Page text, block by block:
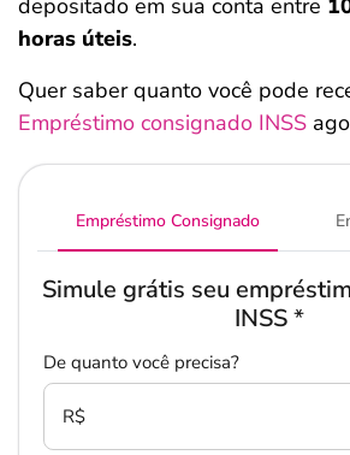
depositado em sua conta entre
horas úteis.
Quer saber quanto você pode
Empréstimo consignado INSS
Empréstimo Consignado
Simule grátis seu
INSS*
De quanto você precisa?
R$